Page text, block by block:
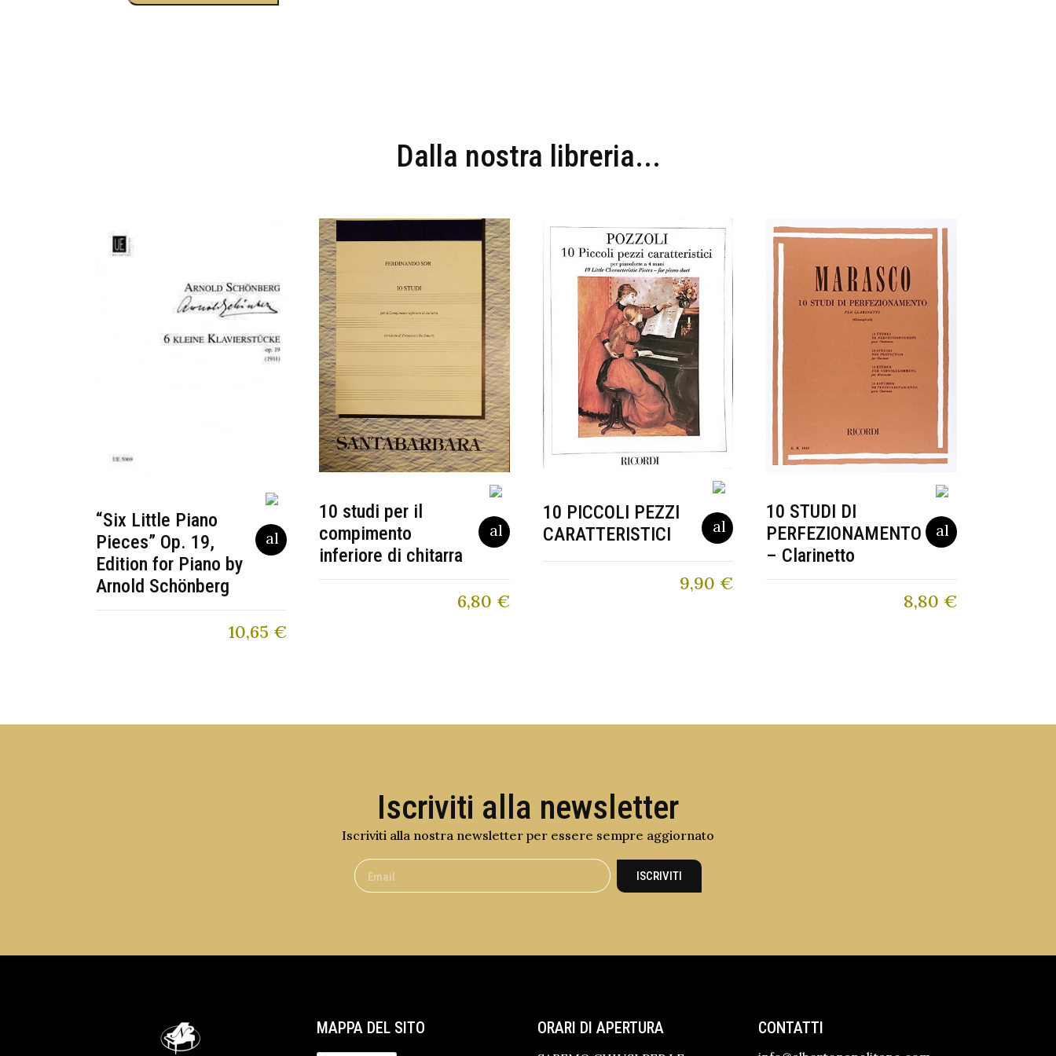
Dalla nostra libreria...
“Six Little Piano
Pieces” Op. 19,
Edition for Piano by
Arnold Schönberg
10,65 €
10 studi per il
compimento
inferiore di chitarra
6,80 €
10 PICCOLI PEZZI
CARATTERISTICI
9,90 €
10 STUDI DI
PERFEZIONAMENTO
– Clarinetto
8,80 €
Iscriviti alla newsletter
Iscriviti alla nostra newsletter per essere sempre aggiornato
ISCRIVITI
MAPPA DEL SITO ORARI DI APERTURA CONTATTI